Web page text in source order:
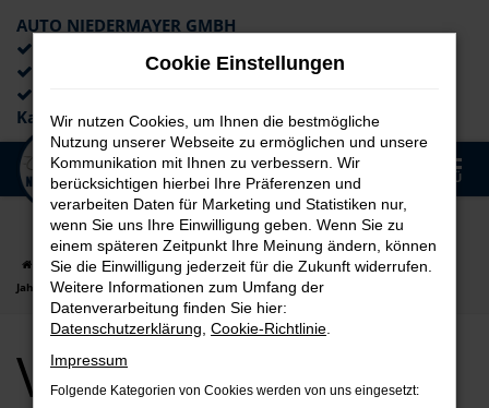
Zum
Hauptinhalt
springen
AUTO NIEDERMAYER GMBH
Lieferung an die Haustür
Kaufabwicklung
MENÜ
Startseite Augsburg VW VW Golf
VW Golf für Augsburg
Jahreswagen Top Angebote
VW Golf für
Cookie Einstellungen
Wir nutzen Cookies, um Ihnen die bestmögliche
Nutzung unserer Webseite zu ermöglichen und unsere
Kommunikation mit Ihnen zu verbessern. Wir
berücksichtigen hierbei Ihre Präferenzen und
verarbeiten Daten für Marketing und Statistiken nur,
wenn Sie uns Ihre Einwilligung geben. Wenn Sie zu
einem späteren Zeitpunkt Ihre Meinung ändern, können
Sie die Einwilligung jederzeit für die Zukunft widerrufen.
Weitere Informationen zum Umfang der
Datenverarbeitung finden Sie hier:
Datenschutzerklärung Cookie-Richtlinie
Impressum
Folgende Kategorien von Cookies werden von uns eingesetzt: